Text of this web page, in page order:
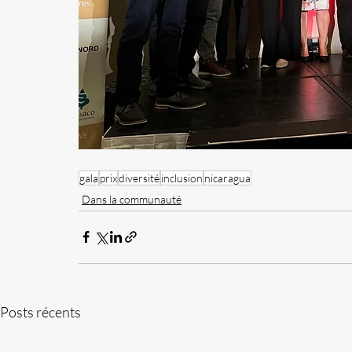
gala prixdiversitéinclusion nicaragua
Dans la communauté
Posts récents